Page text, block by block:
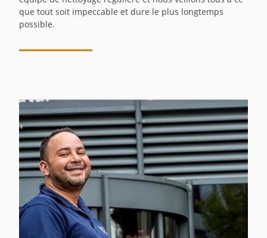
que tout soit impeccable et dure le plus longtemps
possible.